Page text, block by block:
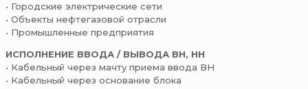
• Городские электрические сети
• Объекты нефтегазовой отрасли
• Промышленные предприятия
ИСПОЛНЕНИЕ ВВОДА / ВЫВОДА ВН, НН
• Кабельный через мачту приема ввода ВН
• Кабельный через основание блока